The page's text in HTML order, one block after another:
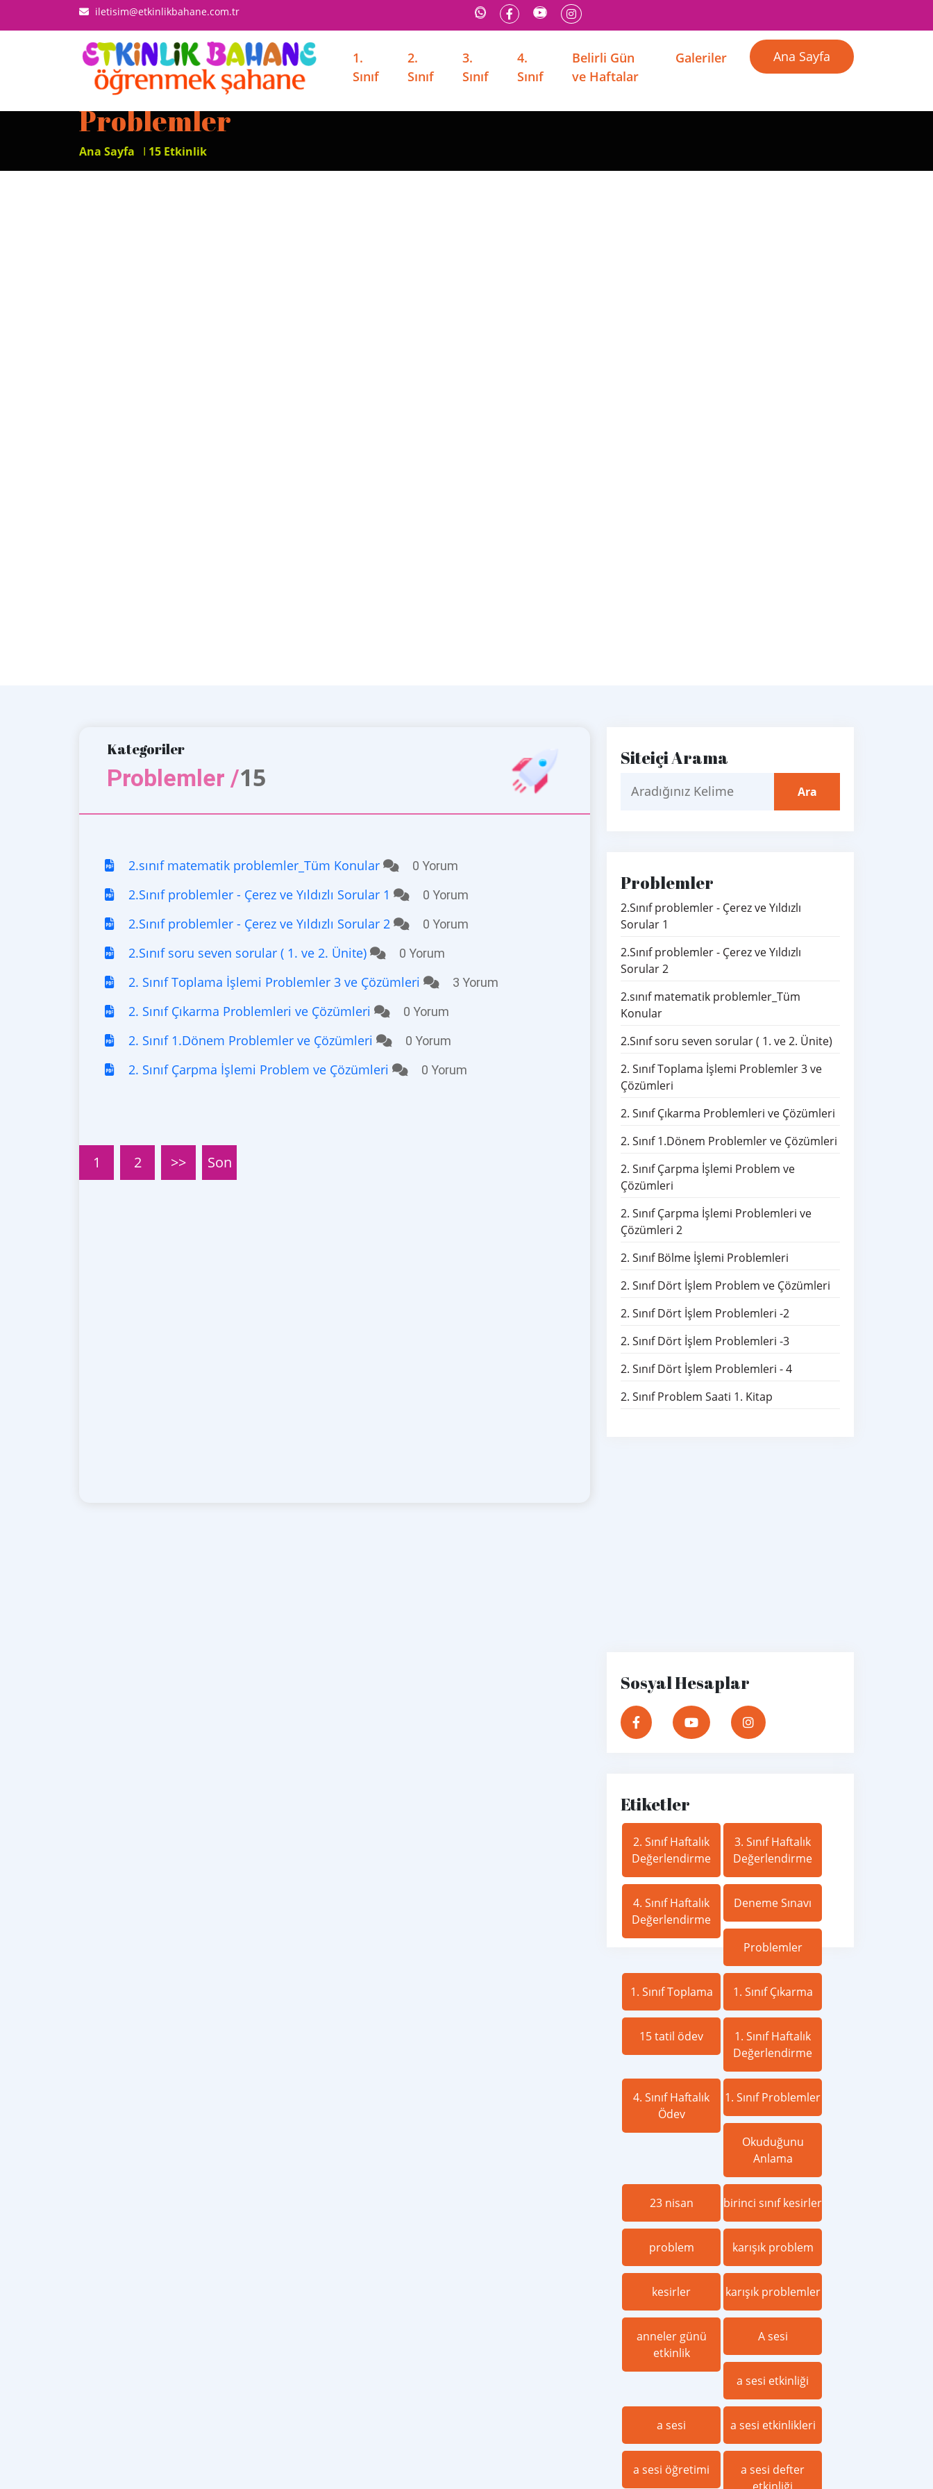
iletisim@etkinlikbahane.com.tr
1.
Sınıf
2.
Sınıf
3.
Sınıf
4.
Sınıf
Belirli Gün
ve Haftalar
Galeriler Ana Sayfa
Problemler
Ana Sayfa I 15 Etkinlik
Kategoriler
Problemler /15
2.sınıf matematik problemler_Tüm Konular 0 Yorum
2.Sınıf problemler - Çerez ve Yıldızlı Sorular 1 0 Yorum
2.Sınıf problemler - Çerez ve Yıldızlı Sorular 2 0 Yorum
2.Sınıf soru seven sorular ( 1. ve 2. Ünite) 0 Yorum
2. Sınıf Toplama İşlemi Problemler 3 ve Çözümleri 3 Yorum
2. Sınıf Çıkarma Problemleri ve Çözümleri 0 Yorum
2. Sınıf 1.Dönem Problemler ve Çözümleri 0 Yorum
2. Sınıf Çarpma İşlemi Problem ve Çözümleri 0 Yorum
1 2 >> Son
Siteiçi Arama
Problemler
2.Sınıf problemler - Çerez ve Yıldızlı
Sorular 1
2.Sınıf problemler - Çerez ve Yıldızlı
Sorular 2
2.sınıf matematik problemler_Tüm
Konular
2.Sınıf soru seven sorular ( 1. ve 2. Ünite)
2. Sınıf Toplama İşlemi Problemler 3 ve
Çözümleri
2. Sınıf Çıkarma Problemleri ve Çözümleri
2. Sınıf 1.Dönem Problemler ve Çözümleri
2. Sınıf Çarpma İşlemi Problem ve
Çözümleri
2. Sınıf Çarpma İşlemi Problemleri ve
Çözümleri 2
2. Sınıf Bölme İşlemi Problemleri
2. Sınıf Dört İşlem Problem ve Çözümleri
2. Sınıf Dört İşlem Problemleri -2
2. Sınıf Dört İşlem Problemleri -3
2. Sınıf Dört İşlem Problemleri - 4
2. Sınıf Problem Saati 1. Kitap
Sosyal Hesaplar
Etiketler
2. Sınıf Haftalık
Değerlendirme
3. Sınıf Haftalık
Değerlendirme
4. Sınıf Haftalık
Değerlendirme
Deneme Sınavı
Problemler
1. Sınıf Toplama 1. Sınıf Çıkarma
15 tatil ödev
1. Sınıf Haftalık
Değerlendirme
4. Sınıf Haftalık
Ödev
1. Sınıf Problemler
Okuduğunu
Anlama
23 nisan birinci sınıf kesirler
problem karışık problem
kesirler karışık problemler
anneler günü
etkinlik
A sesi
a sesi etkinliği
a sesi a sesi etkinlikleri
a sesi öğretimi
a sesi defter